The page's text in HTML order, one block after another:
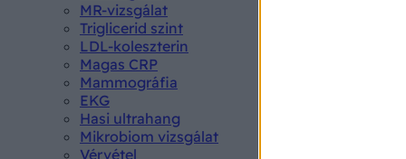
MR-vizsgálat
Triglicerid szint
LDL-koleszterin
Magas CRP
Mammográfia
EKG
Hasi ultrahang
Mikrobiom vizsgálat
Vérvétel